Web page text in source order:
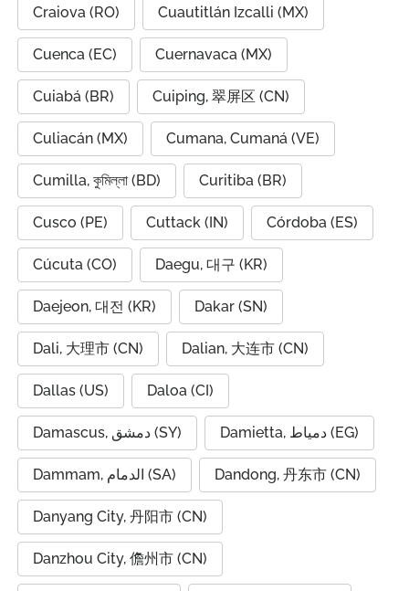
Craiova (RO) Cuautitlán Izcalli (MX)
Cuenca (EC) Cuernavaca (MX)
Cuiabá (BR) Cuiping, 翠屏区 (CN)
Culiacán (MX) Cumana, Cumaná (VE)
Cumilla, কুমিল্লা (BD) Curitiba (BR)
Cusco (PE) Cuttack (IN) Córdoba (ES)
Cúcuta (CO) Daegu, 대구 (KR)
Daejeon, 대전 (KR) Dakar (SN)
Dali, 大理市 (CN) Dalian, 大连市 (CN)
Dallas (US) Daloa (CI)
Damascus, دمشق (SY) Damietta, دمياط (EG)
Dammam, الدمام (SA) Dandong, 丹东市 (CN)
Danyang City, 丹阳市 (CN)
Danzhou City, 儋州市 (CN)